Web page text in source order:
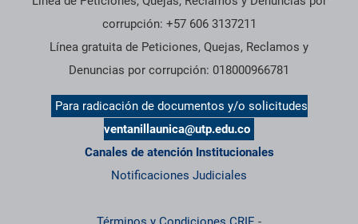
corrupción: +57 606 3137211
Línea gratuita de Peticiones, Quejas, Reclamos y
Denuncias por corrupción: 018000966781
Para radicación de documentos y/o solicitudes
ventanillaunica@utp.edu.co
Canales de atención Institucionales
Notificaciones Judiciales